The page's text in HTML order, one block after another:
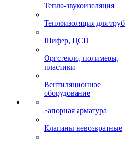
Тепло-звукоизоляция
Теплоизоляция для труб
Шифер, ЦСП
Оргстекло, полимеры,
пластики
Вентиляционное
оборудование
Запорная арматура
Клапаны невозвратные